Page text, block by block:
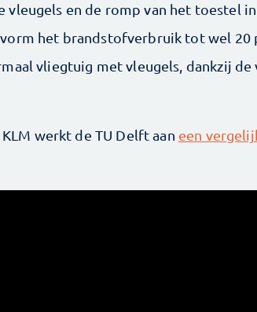
vleugels en de romp van het toestel
het brandstofverbruik tot wel 20
vliegtuig met vleugels, dankzij de
werkt de TU Delft aan een